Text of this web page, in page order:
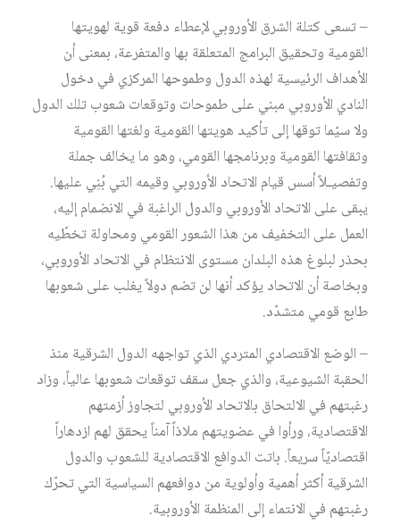
– تسعى كتلة الشرق الأوروبي لإعطاء دفعة قوية لهويتها
القومية وتحقيق البرامج المتعلقة بها والمتفرعة، بمعنى أن
الأهداف الرئيسية لهذه الدول وطموحها المركزي في دخول
النادي الأوروبي مبني على طموحات وتوقعات شعوب تلك الدول
ولا سيّما توقها إلى تأكيد هويتها القومية ولغتها القومية
وثقافتها القومية وبرنامجها القومي، وهو ما يخالف جملة
وتفصيـلاً أسس قيام الاتحاد الأوروبي وقيمه التي بُنِي عليها.
يبقى على الاتحاد الأوروبي والدول الراغبة في الانضمام إليه،
العمل على التخفيف من هذا الشعور القومي ومحاولة تخطّيه
بحذر لبلوغ هذه البلدان مستوى الانتظام في الاتحاد الأوروبي،
وبخاصة أن الاتحاد يؤكد أنها لن تضم دولاً يغلب على شعوبها
طابع قومي متشدّد.
– الوضع الاقتصادي المتردي الذي تواجهه الدول الشرقية منذ
الحقبة الشيوعية، والذي جعل سقف توقعات شعوبها عالياً، وزاد
رغبتهم في الالتحاق بالاتحاد الأوروبي لتجاوز أزمتهم
الاقتصادية، ورأوا في عضويتهم ملاذاً آمناً يحقق لهم ازدهاراً
اقتصاديّاً سريعاً. باتت الدوافع الاقتصادية للشعوب والدول
الشرقية أكثر أهمية وأولوية من دوافعهم السياسية التي تحرّك
رغبتهم في الانتماء إلى المنظمة الأوروبية.